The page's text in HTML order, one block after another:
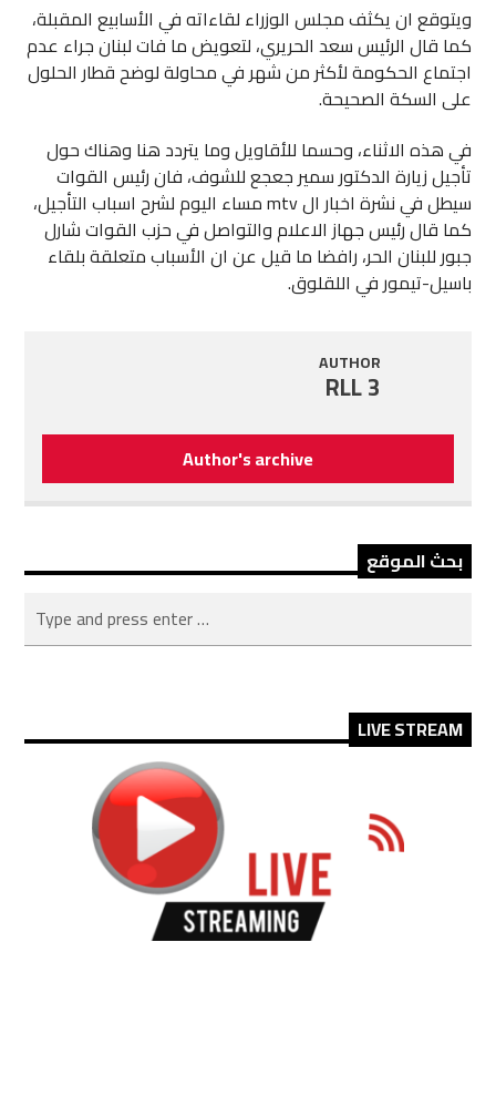
ويتوقع ان يكثف مجلس الوزراء لقاءاته في الأسابيع المقبلة،
كما قال الرئيس سعد الحريري، لتعويض ما فات لبنان جراء عدم
اجتماع الحكومة لأكثر من شهر في محاولة لوضح قطار الحلول
على السكة الصحيحة.
في هذه الاثناء، وحسما للأقاويل وما يتردد هنا وهناك حول
تأجيل زيارة الدكتور سمير جعجع للشوف، فان رئيس القوات
سيطل في نشرة اخبار ال mtv مساء اليوم لشرح اسباب التأجيل،
كما قال رئيس جهاز الاعلام والتواصل في حزب القوات شارل
جبور للبنان الحر، رافضا ما قيل عن ان الأسباب متعلقة بلقاء
باسيل-تيمور في اللقلوق.
AUTHOR
RLL 3
Author's archive
بحث الموقع
LIVE STREAM